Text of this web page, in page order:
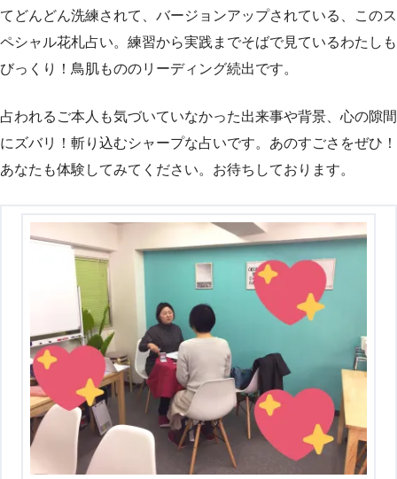
てどんどん洗練されて、バージョンアップされている、このス
ペシャル花札占い。練習から実践までそばで見ているわたしも
びっくり！鳥肌もののリーディング続出です。
占われるご本人も気づいていなかった出来事や背景、心の隙間
にズバリ！斬り込むシャープな占いです。あのすごさをぜひ！
あなたも体験してみてください。お待ちしております。